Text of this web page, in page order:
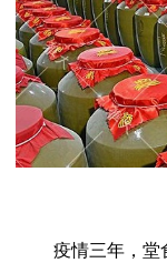
疫情三年，堂